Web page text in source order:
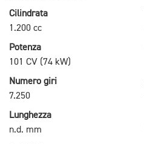
Cilindrata
1.200 cc
Potenza
101 CV (74 kW)
Numero giri
7.250
Lunghezza
n.d. mm